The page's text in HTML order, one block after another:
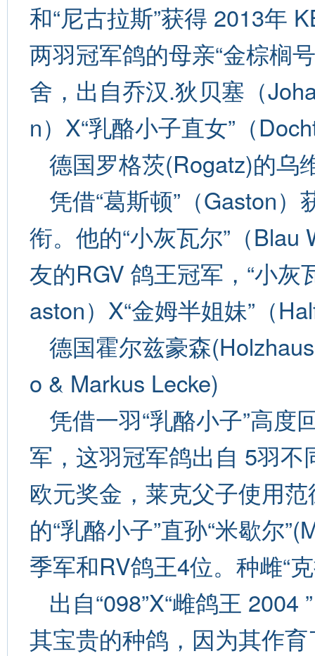
和“尼古拉斯”获得 2013年
两羽冠军鸽的母亲“金棕榈
舍，出自乔汉.狄贝塞（
n）X“乳酪小子直女”（
德国罗格茨(Rogatz)的乌
凭借“葛斯顿”（Gaston
衔。他的“小灰瓦尔”（
友的RGV 鸽王冠军，“小灰
aston）X“金姆半姐妹”（
德国霍尔兹豪森
o & Markus Lecke)
凭借一羽“乳酪小子”高度
军，这羽冠军鸽出自 5羽
欧元奖金，莱克父子使用
的“乳酪小子”直孙“米歇尔
季军和RV鸽王4位。种雌“
出自“098”X“雌鸽王
其宝贵的种鸽，因为其作